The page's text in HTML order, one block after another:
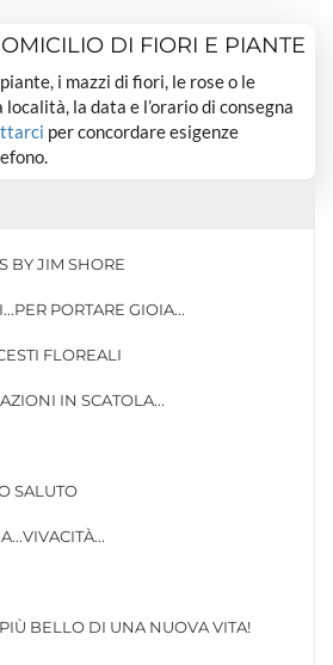
DI FIORI E PIANTE
i mazzi di fiori, le rose o le
la data e l’orario di consegna
per concordare esigenze
BY JIM SHORE
PORTARE GIOIA...
FLOREALI
IN SCATOLA...
SALUTO
BELLO DI UNA NUOVA VITA!